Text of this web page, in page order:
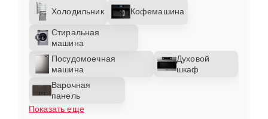
Холодильник Кофемашина
Стиральная
машина
Посудомоечная
машина
Духовой
шкаф
Варочная
панель
Показать еще